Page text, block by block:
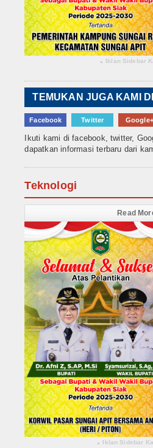
▴ Iklan Sidebar
TEMUKAN JUGA KAMI DI
Facebook Twitter Google+
Ikuti kami di facebook, twitter,
dapatkan informasi terbaru dari
Teknologi
Read
▴ Iklan Sidebar